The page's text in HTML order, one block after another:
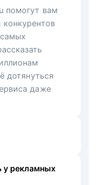
помогут вам
дотянуться
даже
у рекламных